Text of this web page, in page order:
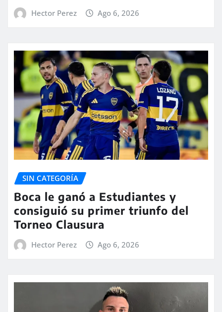
Hector Perez Ago 6, 2026
SIN CATEGORÍA
Boca le ganó a Estudiantes y
consiguió su primer triunfo del
Torneo Clausura
Hector Perez Ago 6, 2026